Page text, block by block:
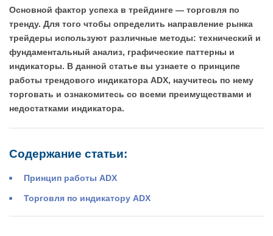
Основной фактор успеха в трейдинге — торговля по
тренду. Для того чтобы определить направление рынка
трейдеры используют различные методы: технический и
фундаментальный анализ, графические паттерны и
индикаторы. В данной статье вы узнаете о принципе
работы трендового индикатора ADX, научитесь по нему
торговать и ознакомитесь со всеми преимуществами и
недостатками индикатора.
Содержание статьи:
Принцип работы ADX
Торговля по индикатору ADX